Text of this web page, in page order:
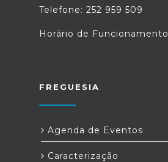
Telefone: 252 959 509
Horário de Funcionamento
FREGUESIA
Agenda de Eventos
Caracterização